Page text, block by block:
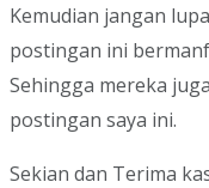
Kemudian jangan
postingan ini
Sehingga mereka
postingan saya ini.
Sekian dan Terima